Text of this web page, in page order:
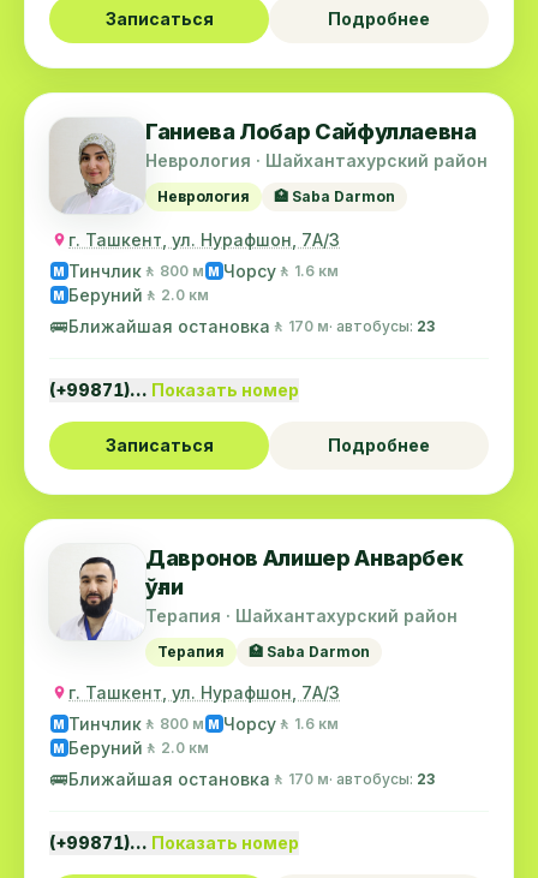
Записаться Подробнее
Ганиева Лобар Сайфуллаевна
Неврология · Шайхантахурский район
Неврология 🏥 Saba Darmon
г. Ташкент, ул. Нурафшон, 7А/3
M Тинчлик 🚶 800 м M Чорсу 🚶 1.6 км
M Беруний 🚶 2.0 км
🚌Ближайшая остановка 🚶 170 м· автобусы: 23
(+99871)… Показать номер
Записаться Подробнее
Давронов Алишер Анварбек
ўғли
Терапия · Шайхантахурский район
Терапия 🏥 Saba Darmon
г. Ташкент, ул. Нурафшон, 7А/3
M Тинчлик 🚶 800 м M Чорсу 🚶 1.6 км
M Беруний 🚶 2.0 км
🚌Ближайшая остановка 🚶 170 м· автобусы: 23
(+99871)… Показать номер